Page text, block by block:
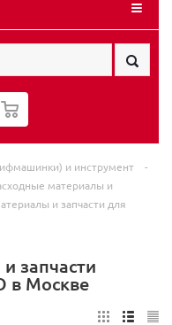
0
и инструмент
-
материалы и
и запчасти для
запчасти
в Москве